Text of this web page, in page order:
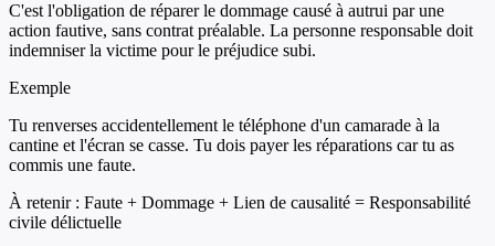
C'est l'obligation de réparer le dommage causé à autrui par une
action fautive, sans contrat préalable. La personne responsable doit
indemniser la victime pour le préjudice subi.
Exemple
Tu renverses accidentellement le téléphone d'un camarade à la
cantine et l'écran se casse. Tu dois payer les réparations car tu as
commis une faute.
À retenir : Faute + Dommage + Lien de causalité = Responsabilité
civile délictuelle